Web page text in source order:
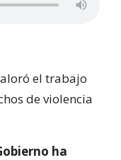
el trabajo
de violencia
ha